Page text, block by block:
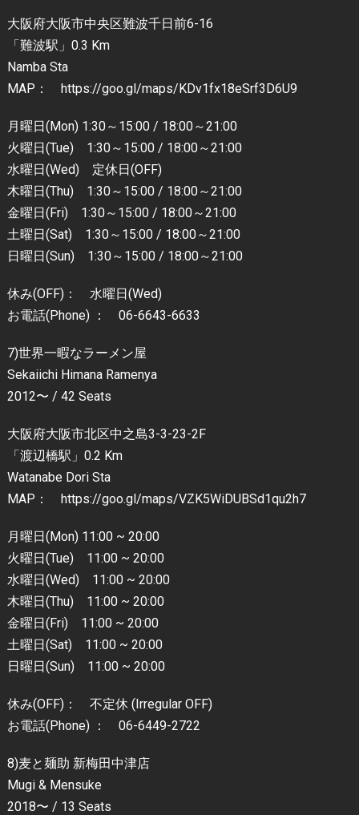
大阪府大阪市中央区難波千日前6-16
「難波駅」0.3 Km
Namba Sta
MAP： https://goo.gl/maps/KDv1fx18eSrf3D6U9
月曜日(Mon) 1:30～15:00 / 18:00～21:00
火曜日(Tue) 1:30～15:00 / 18:00～21:00
水曜日(Wed) 定休日(OFF)
木曜日(Thu) 1:30～15:00 / 18:00～21:00
金曜日(Fri) 1:30～15:00 / 18:00～21:00
土曜日(Sat) 1:30～15:00 / 18:00～21:00
日曜日(Sun) 1:30～15:00 / 18:00～21:00
休み(OFF)： 水曜日(Wed)
お電話(Phone) ： 06-6643-6633
7)世界一暇なラーメン屋
Sekaiichi Himana Ramenya
2012〜 / 42 Seats
大阪府大阪市北区中之島3-3-23-2F
「渡辺橋駅」0.2 Km
Watanabe Dori Sta
MAP： https://goo.gl/maps/VZK5WiDUBSd1qu2h7
月曜日(Mon) 11:00 ~ 20:00
火曜日(Tue) 11:00 ~ 20:00
水曜日(Wed) 11:00 ~ 20:00
木曜日(Thu) 11:00 ~ 20:00
金曜日(Fri) 11:00 ~ 20:00
土曜日(Sat) 11:00 ~ 20:00
日曜日(Sun) 11:00 ~ 20:00
休み(OFF)： 不定休 (Irregular OFF)
お電話(Phone) ： 06-6449-2722
8)麦と麺助 新梅田中津店
Mugi & Mensuke
2018〜 / 13 Seats